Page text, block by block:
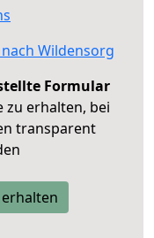
Wildensorg
Formular
zu erhalten, bei
transparent